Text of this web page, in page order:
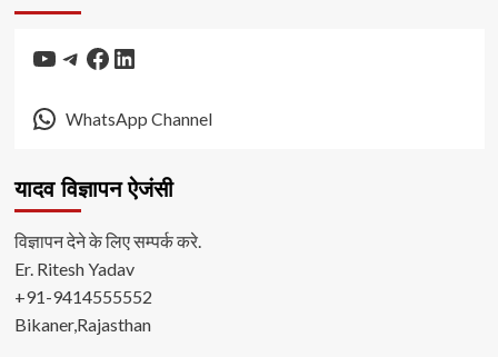
YouTube
Telegram
Facebook
LinkedIn
WhatsApp Channel
यादव विज्ञापन ऐजंसी
विज्ञापन देने के लिए सम्पर्क करे.
Er. Ritesh Yadav
+91-9414555552
Bikaner,Rajasthan